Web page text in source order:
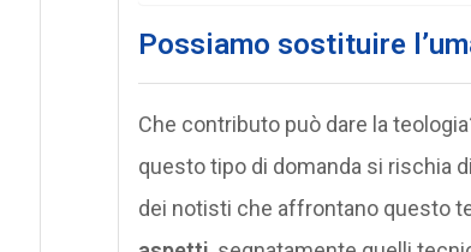
Possiamo sostituire
Che contributo può dare la
questo tipo di domanda si rischia
dei notisti che affrontano questo